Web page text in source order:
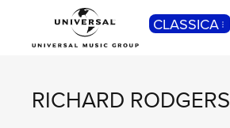
CLASSICA
RICHARD RODGERS
POP